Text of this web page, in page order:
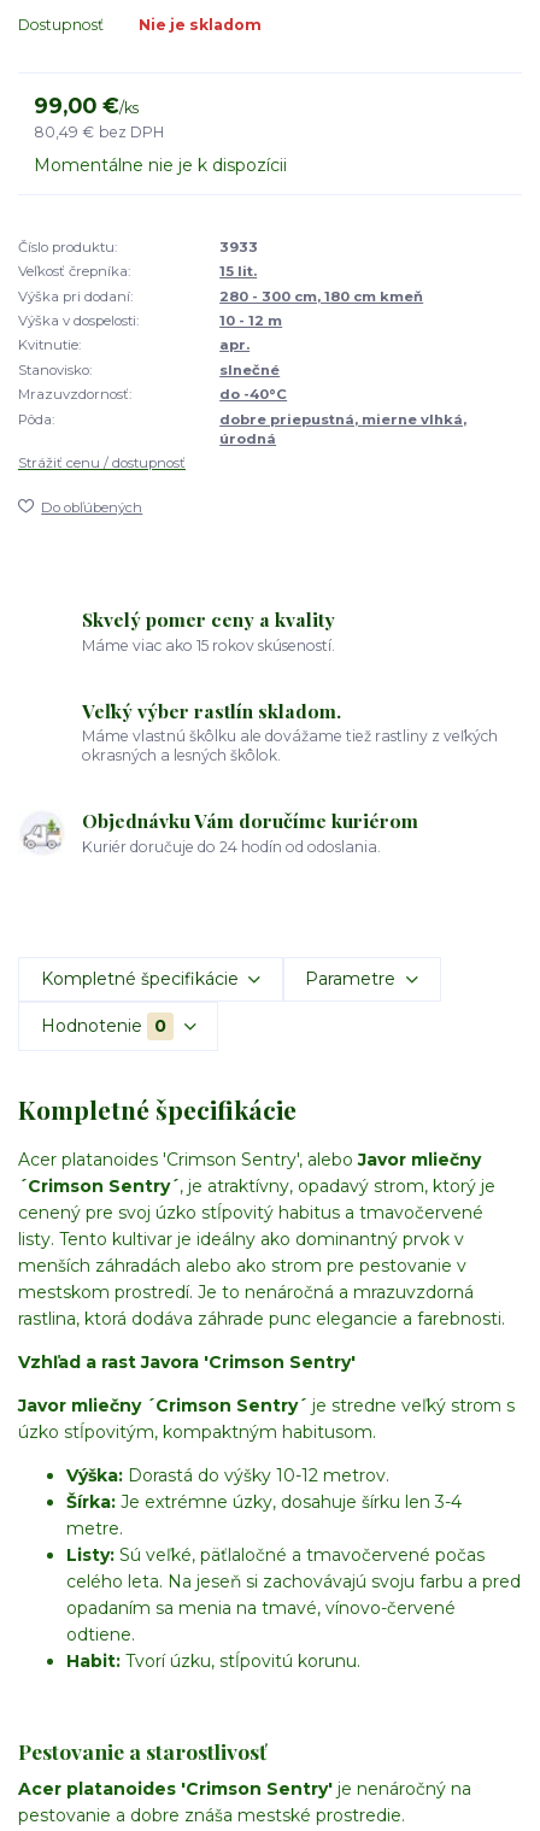
Dostupnosť Nie je skladom
99,00 €/ks
80,49 € bez DPH
Momentálne nie je k dispozícii
Číslo produktu:
3933
Veľkosť črepníka:
15 lit.
Výška pri dodaní:
280 - 300 cm, 180 cm kmeň
Výška v dospelosti:
10 - 12 m
Kvitnutie:
apr.
Stanovisko:
slnečné
Mrazuvzdornosť:
do -40°C
Pôda:
dobre priepustná, mierne vlhká,
úrodná
Strážiť cenu / dostupnosť
Do obľúbených
Skvelý pomer ceny a kvality
Máme viac ako 15 rokov skúseností.
Veľký výber rastlín skladom.
Máme vlastnú škôlku ale dovážame tiež rastliny z veľkých
okrasných a lesných škôlok.
Objednávku Vám doručíme kuriérom
Kuriér doručuje do 24 hodín od odoslania.
Kompletné špecifikácie Parametre
Hodnotenie 0
Kompletné špecifikácie
Acer platanoides 'Crimson Sentry', aleboJavor mliečny
´Crimson Sentry´, je atraktívny, opadavý strom, ktorý je
cenený pre svoj úzko stĺpovitý habitus a tmavočervené
listy. Tento kultivar je ideálny ako dominantný prvok v
menších záhradách alebo ako strom pre pestovanie v
mestskom prostredí. Je to nenáročná a mrazuvzdorná
rastlina, ktorá dodáva záhrade punc elegancie a farebnosti.
Vzhľad a rast Javora 'Crimson Sentry'
Javor mliečny ´Crimson Sentry´ je stredne veľký strom s
úzko stĺpovitým, kompaktným habitusom.
Výška: Dorastá do výšky 10-12 metrov.
Šírka: Je extrémne úzky, dosahuje šírku len 3-4
metre.
Listy: Sú veľké, päťlaločné a tmavočervené počas
celého leta. Na jeseň si zachovávajú svoju farbu a pred
opadaním sa menia na tmavé, vínovo-červené
odtiene.
Habit: Tvorí úzku, stĺpovitú korunu.
Pestovanie a starostlivosť
Acer platanoides 'Crimson Sentry' je nenáročný na
pestovanie a dobre znáša mestské prostredie.